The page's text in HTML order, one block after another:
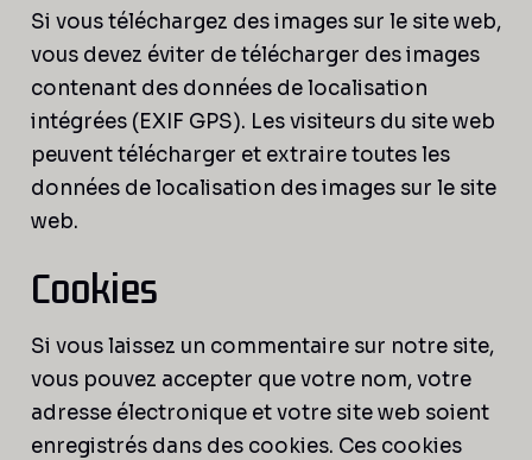
Si vous téléchargez des images sur le site web,
vous devez éviter de télécharger des images
contenant des données de localisation
intégrées (EXIF GPS). Les visiteurs du site web
peuvent télécharger et extraire toutes les
données de localisation des images sur le site
web.
Cookies
Si vous laissez un commentaire sur notre site,
vous pouvez accepter que votre nom, votre
adresse électronique et votre site web soient
enregistrés dans des cookies. Ces cookies